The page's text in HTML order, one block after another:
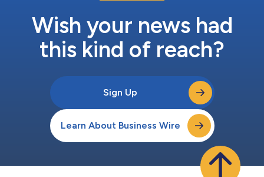
Wish your news had
this kind of reach?
Sign Up
Learn About Business Wire